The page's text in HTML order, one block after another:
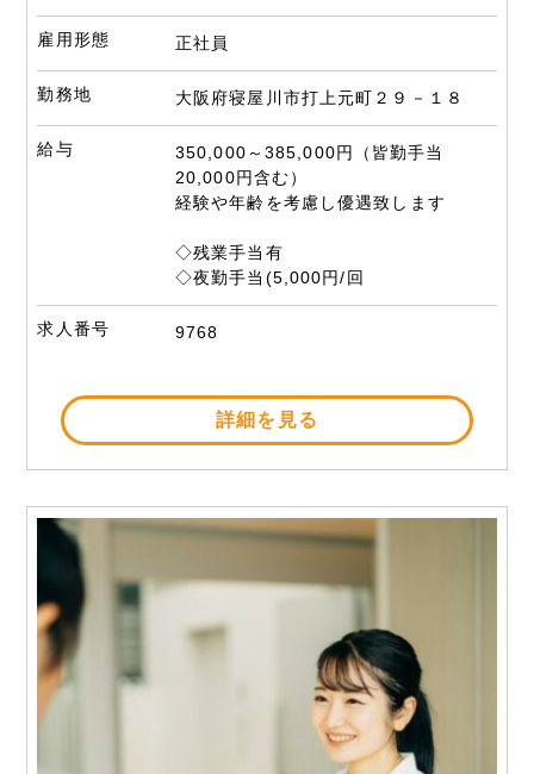
雇用形態 正社員
勤務地 大阪府寝屋川市打上元町２９－１８
給与
350,000～385,000円（皆勤手当
20,000円含む）
経験や年齢を考慮し優遇致します
◇残業手当有
◇夜勤手当(5,000円/回
求人番号 9768
詳細を見る